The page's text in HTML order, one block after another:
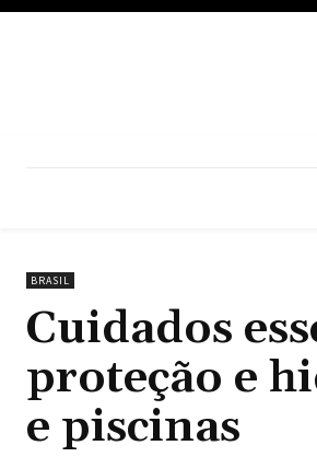
BRASIL
Cuidados
proteção e
e piscinas